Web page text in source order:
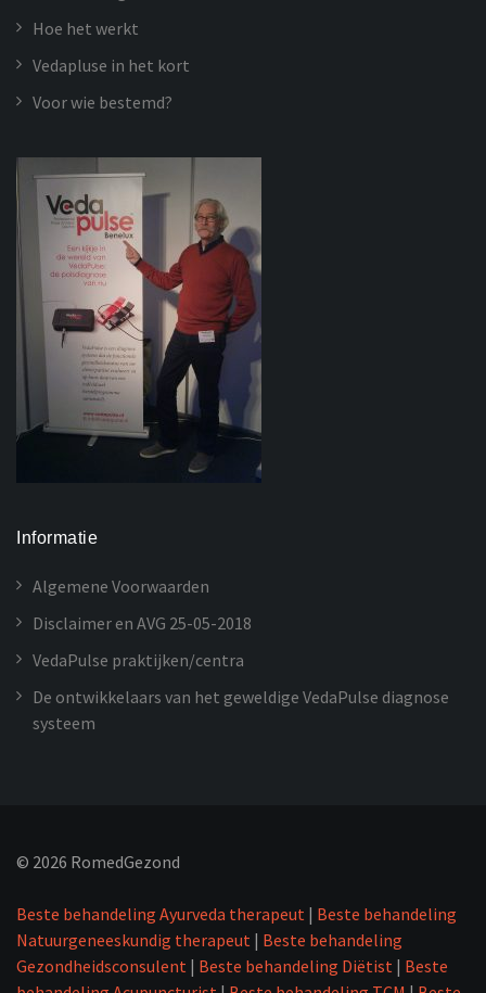
Hoe het werkt
Vedapluse in het kort
Voor wie bestemd?
Informatie
Algemene Voorwaarden
Disclaimer en AVG 25-05-2018
VedaPulse praktijken/centra
De ontwikkelaars van het geweldige VedaPulse diagnose
systeem
© 2026 RomedGezond
Beste behandeling Ayurveda therapeut | Beste behandeling
Natuurgeneeskundig therapeut | Beste behandeling
Gezondheidsconsulent | Beste behandeling Diëtist | Beste